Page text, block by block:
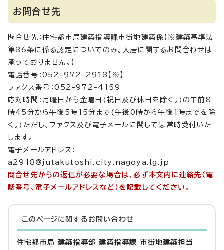
お問合せ先
問合せ先：住宅都市局建築指導課市街地建築係【※建築基準法
第86条に係る認定についてのみ。入居に関するお問合わせは
承っておりません。】
電話番号：052-972-2918【※】
ファクス番号：052-972-4159
応対時間：月曜日から金曜日(祝日及び休日を除く。)の午前8
時45分から午後5時15分まで(午後0時から午後1時までを除
く。)ただし、ファクス及び電子メールに関しては常時受付いた
します。
電子メールアドレス：
a2918@jutakutoshi.city.nagoya.lg.jp
問合せ先からの返信が必要な場合は、必ず本文内に連絡先（電
話番号、電子メールアドレスなど）を記載してください。
このページに関する お問い合わせ
住宅都市局 建築指導部 建築指導課 市街地建築担当